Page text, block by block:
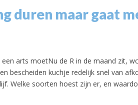
duren maar gaat
arts moetNu de R in de maand zit,
bescheiden kuchje redelijk snel van
Welke soorten hoest zijn er, en